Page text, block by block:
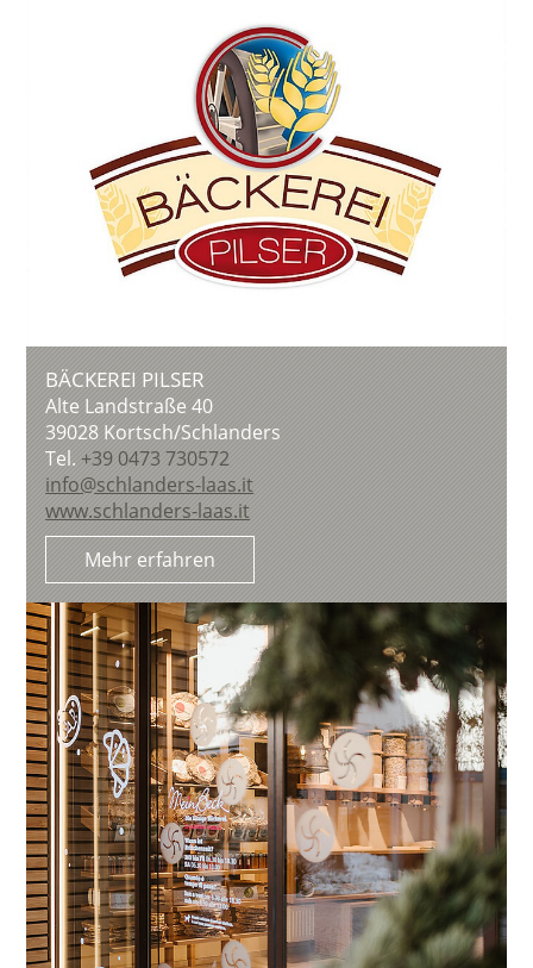
BÄCKEREI PILSER
Alte Landstraße 40
39028 Kortsch/Schlanders
Tel.+39 0473 730572
info@schlanders-laas.it
www.schlanders-laas.it
Mehr erfahren